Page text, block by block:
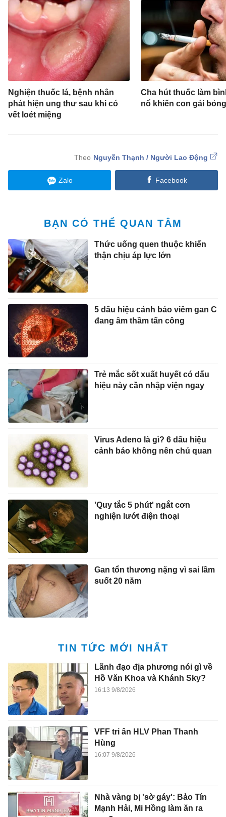
Nghiện thuốc lá, bệnh nhân
phát hiện ung thư sau khi có
vết loét miệng
Cha hút thuốc làm
nổ khiến con gái
Nguyễn Thạnh / Người Lao Động
Zalo Facebook
BẠN CÓ THỂ QUAN TÂM
Thức uống quen thuộc khiến
thận chịu áp lực lớn
5 dấu hiệu cảnh báo viêm gan C
đang âm thầm tấn công
Trẻ mắc sốt xuất huyết có dấu
hiệu này cần nhập viện ngay
Virus Adeno là gì? 6 dấu hiệu
cảnh báo không nên chủ quan
'Quy tắc 5 phút' ngắt cơn
nghiện lướt điện thoại
Gan tổn thương nặng vì sai lầm
suốt 20 năm
TIN TỨC MỚI NHẤT
Lãnh đạo địa phương nói gì về
Hồ Văn Khoa và Khánh Sky?
16:13 9/8/2026
VFF tri ân HLV Phan Thanh
Hùng
16:07 9/8/2026
Nhà vàng bị 'sờ gáy': Bảo Tín
Mạnh Hải, Mi Hồng làm ăn ra